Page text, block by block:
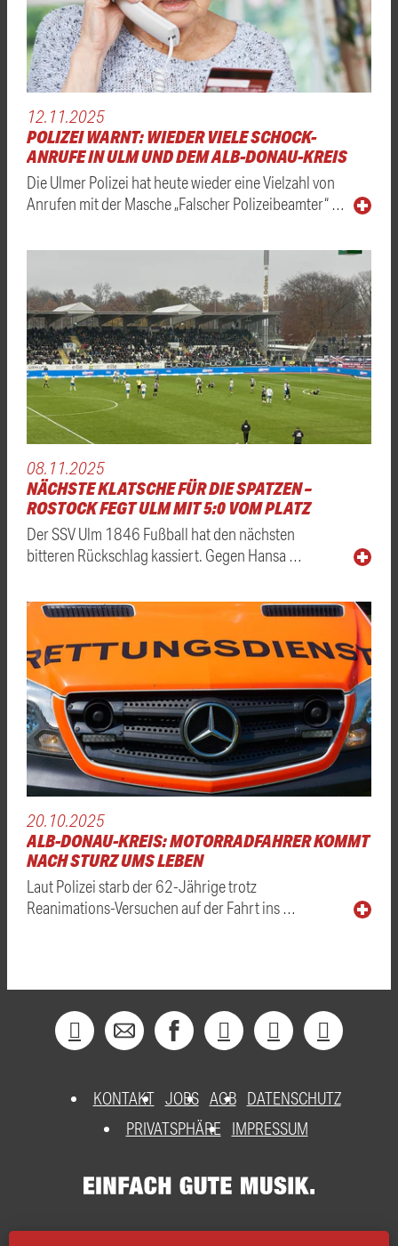
12.11.2025
POLIZEI WARNT: WIEDER VIELE SCHOCK-
ANRUFE IN ULM UND DEM ALB-DONAU-KREIS
Die Ulmer Polizei hat heute wieder eine Vielzahl von
Anrufen mit der Masche „Falscher Polizeibeamter“ …
08.11.2025
NÄCHSTE KLATSCHE FÜR DIE SPATZEN –
ROSTOCK FEGT ULM MIT 5:0 VOM PLATZ
Der SSV Ulm 1846 Fußball hat den nächsten
bitteren Rückschlag kassiert. Gegen Hansa …
20.10.2025
ALB-DONAU-KREIS: MOTORRADFAHRER KOMMT
NACH STURZ UMS LEBEN
Laut Polizei starb der 62-Jährige trotz
Reanimations-Versuchen auf der Fahrt ins …
KONTAKT JOBS AGB DATENSCHUTZ
PRIVATSPHÄRE
IMPRESSUM